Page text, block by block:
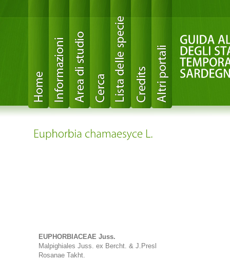
EUPHORBIACEAE Juss.
Malpighiales Juss. ex Bercht. & J.Presl
Rosanae Takht.